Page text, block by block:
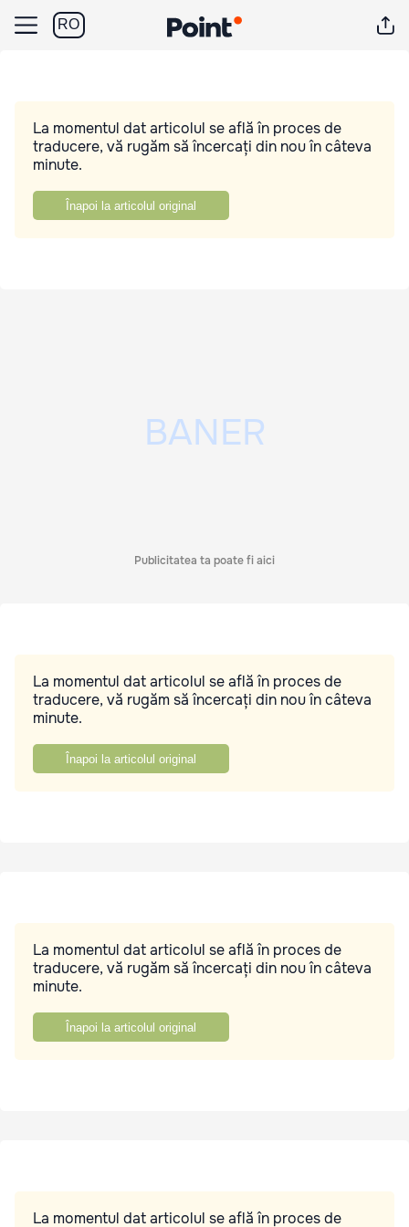
RO
La momentul dat articolul se află în proces de
traducere, vă rugăm să încercați din nou în câteva
minute.
Înapoi la articolul original
Publicitatea ta poate fi aici
La momentul dat articolul se află în proces de
traducere, vă rugăm să încercați din nou în câteva
minute.
Înapoi la articolul original
La momentul dat articolul se află în proces de
traducere, vă rugăm să încercați din nou în câteva
minute.
Înapoi la articolul original
La momentul dat articolul se află în proces de